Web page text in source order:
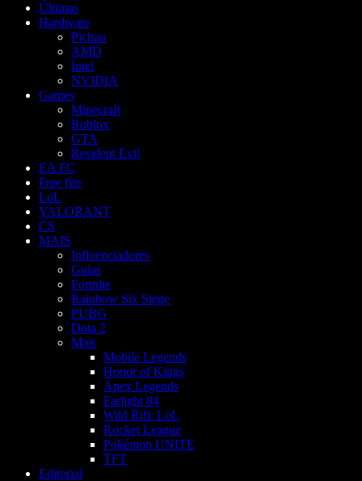
Últimas
Hardware
Pichau
AMD
Intel
NVIDIA
Games
Minecraft
Roblox
GTA
Resident Evil
EA FC
Free fire
LoL
VALORANT
CS
MAIS
Influenciadores
Guias
Fortnite
Rainbow Six Siege
PUBG
Dota 2
Mais
Mobile Legends
Honor of Kings
Apex Legends
Farlight 84
Wild Rift: LoL
Rocket League
Pokémon UNITE
TFT
Editorial